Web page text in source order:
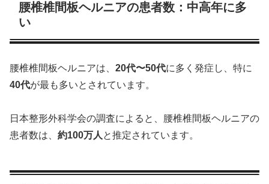
腰椎椎間板ヘルニアの患者数：中高年に多
い
腰椎椎間板ヘルニアは、 20代〜50代に多く発症し、特に
40代が最も多いとされています。
日本整形外科学会の調査によると、腰椎椎間板ヘルニアの
患者数は、 約100万人と推定されています。